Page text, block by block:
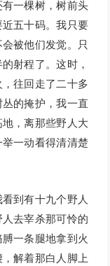
一棵树，树前头
五十码。我只要
被他们发觉。只
射程了。这时，
往回走了二十多
的掩护，我一直
，离那些野人大
一动看得清清楚
到有十九个野人
去宰杀那可怜的
一条腿地拿到火
解着那白人脚上